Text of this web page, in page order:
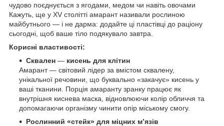
чудово поєднується з ягодами, медом чи навіть овочами
Кажуть, ще у XV столітті амарант називали рослиною
майбутнього — і не дарма: додайте ці пластівці до раціону
сьогодні, щоб ваше тіло подякувало завтра.
Корисні властивості:
Сквален — кисень для клітин
Амарант — світовий лідер за вмістом сквалену,
унікальної речовини, що буквально «закачує» кисень у
ваші тканини. Порція амаранту зранку працює як
внутрішня киснева маска, відновлюючи колір обличчя та
допомагаючи організму чинити опір міському смогу.
Рослинний «стейк» для міцних м’язів